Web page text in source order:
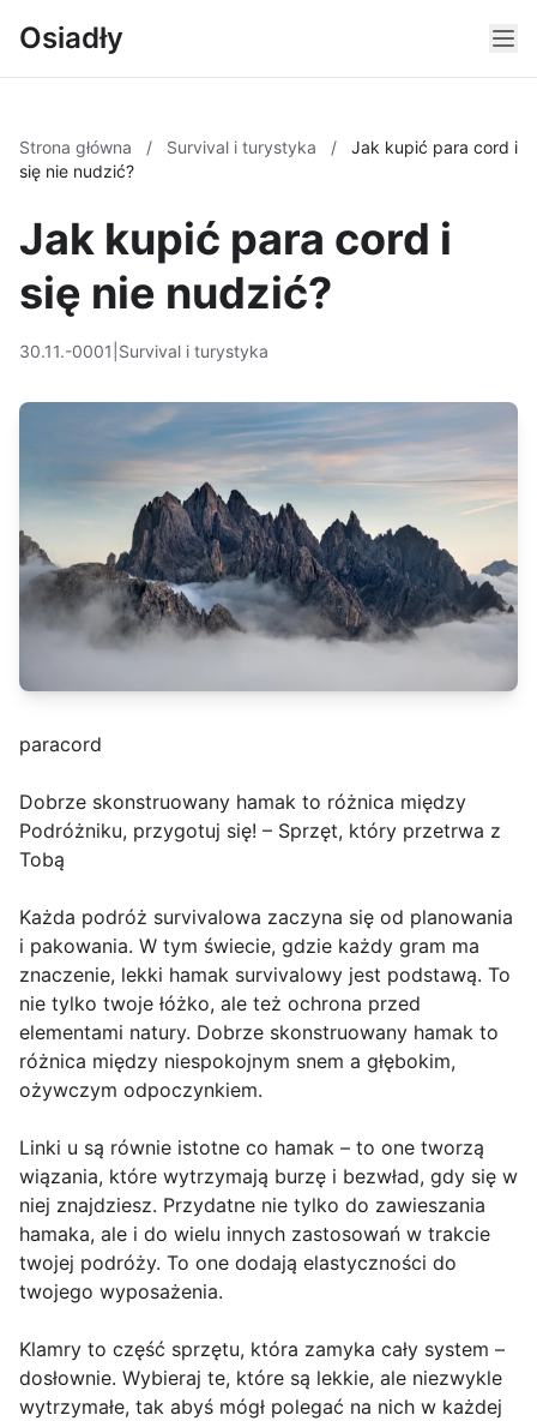
Osiadły
Strona główna / Survival i turystyka /
Jak kupić para cord i
się nie nudzić?
Jak kupić para cord i
się nie nudzić?
30.11.-0001 Survival i turystyka
paracord
Dobrze skonstruowany hamak to różnica między
Podróżniku, przygotuj się! – Sprzęt, który przetrwa z
Tobą
Każda podróż survivalowa zaczyna się od planowania
i pakowania. W tym świecie, gdzie każdy gram ma
znaczenie, lekki hamak survivalowy jest podstawą. To
nie tylko twoje łóżko, ale też ochrona przed
elementami natury. Dobrze skonstruowany hamak to
różnica między niespokojnym snem a głębokim,
ożywczym odpoczynkiem.
Linki u są równie istotne co hamak – to one tworzą
wiązania, które wytrzymają burzę i bezwład, gdy się w
niej znajdziesz. Przydatne nie tylko do zawieszania
hamaka, ale i do wielu innych zastosowań w trakcie
twojej podróży. To one dodają elastyczności do
twojego wyposażenia.
Klamry to część sprzętu, która zamyka cały system –
dosłownie. Wybieraj te, które są lekkie, ale niezwykle
wytrzymałe, tak abyś mógł polegać na nich w każdej